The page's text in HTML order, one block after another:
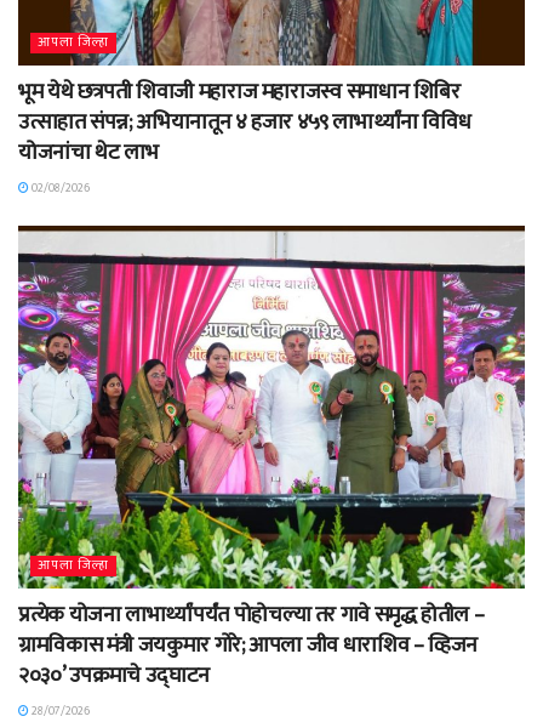
आपला जिल्हा
भूम येथे छत्रपती शिवाजी महाराज महाराजस्व समाधान शिबिर
उत्साहात संपन्न; अभियानातून ४ हजार ४५९ लाभार्थ्यांना विविध
योजनांचा थेट लाभ
02/08/2026
आपला जिल्हा
प्रत्येक योजना लाभार्थ्यांपर्यंत पोहोचल्या तर गावे समृद्ध होतील –
ग्रामविकास मंत्री जयकुमार गोरे; आपला जीव धाराशिव – व्हिजन
२०३०’ उपक्रमाचे उद्घाटन
28/07/2026